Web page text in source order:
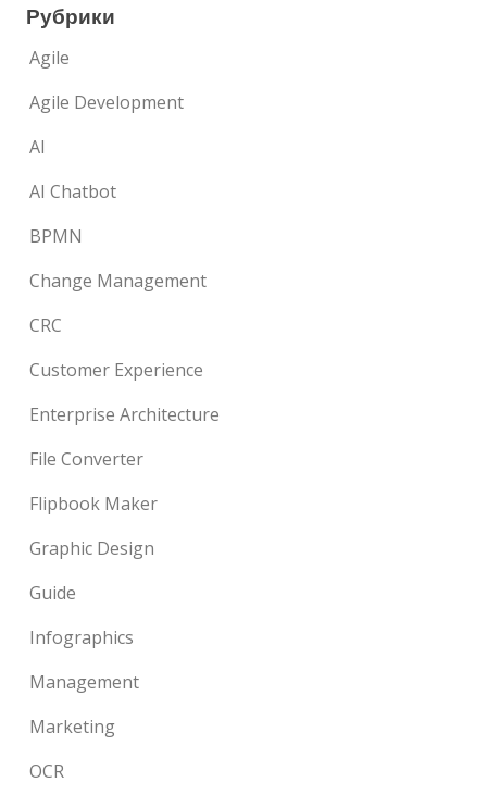
Рубрики
Agile
Agile Development
AI
AI Chatbot
BPMN
Change Management
CRC
Customer Experience
Enterprise Architecture
File Converter
Flipbook Maker
Graphic Design
Guide
Infographics
Management
Marketing
OCR